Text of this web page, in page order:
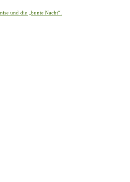
und die „bunte Nacht“.